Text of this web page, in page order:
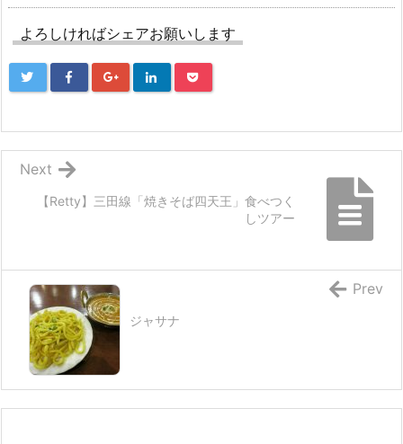
よろしければシェアお願いします
【Retty】三田線「焼きそば四天王」食べつく
しツアー
Next
ジャサナ
Prev